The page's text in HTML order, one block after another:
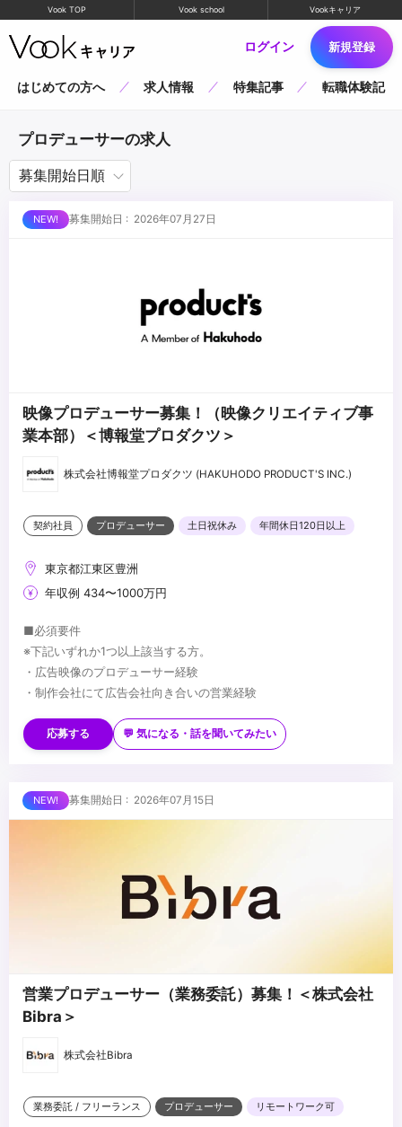
Vook TOP Vook school Vookキャリア
ログイン 新規登録
はじめての方へ 求人情報 特集記事 転職体験記
プロデューサーの求人
募集開始日 : 2026年07月27日
映像プロデューサー募集！（映像クリエイティブ事
業本部）＜博報堂プロダクツ＞
株式会社博報堂プロダクツ (HAKUHODO PRODUCT'S INC.)
契約社員 プロデューサー 土日祝休み 年間休日120日以上
東京都江東区豊洲
年収例 434〜1000万円
■必須要件
※下記いずれか1つ以上該当する方。
・広告映像のプロデューサー経験
・制作会社にて広告会社向き合いの営業経験
・博報堂グループ商流の業務経験
・新規案件獲得に向けた提案営業経験
応募する 💬 気になる・話を聞いてみたい
募集開始日 : 2026年07月15日
営業プロデューサー（業務委託）募集！＜株式会社
Bibra＞
株式会社Bibra
業務委託 / フリーランス プロデューサー リモートワーク可